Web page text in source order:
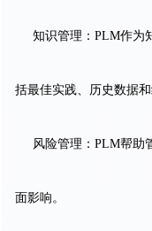
知识管理：PLM作为
括最佳实践、历史数据和
风险管理：PLM帮助
面影响。